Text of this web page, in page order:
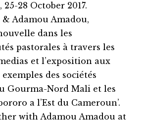
25-28 October 2017.
& Adamou Amadou,
dans les
pastorales à travers les
et l’exposition aux
des sociétés
Gourma-Nord Mali et les
a l’Est du Cameroun’.
with Adamou Amadou at